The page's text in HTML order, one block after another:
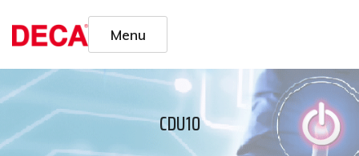
Menu
CDU10